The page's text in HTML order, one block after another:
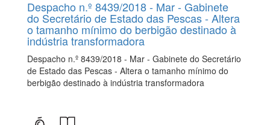
Despacho n.º 8439/2018 - Mar - Gabinete
do Secretário de Estado das Pescas - Altera
o tamanho mínimo do berbigão destinado à
indústria transformadora
Despacho n.º 8439/2018 - Mar - Gabinete do Secretário
de Estado das Pescas - Altera o tamanho mínimo do
berbigão destinado à indústria transformadora